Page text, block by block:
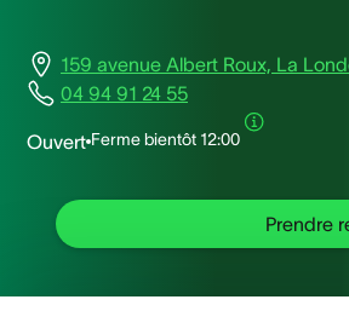
159 avenue Albert Roux, La
04 94 91 24 55
Ouvert Ferme bientôt 12:00
Prendre